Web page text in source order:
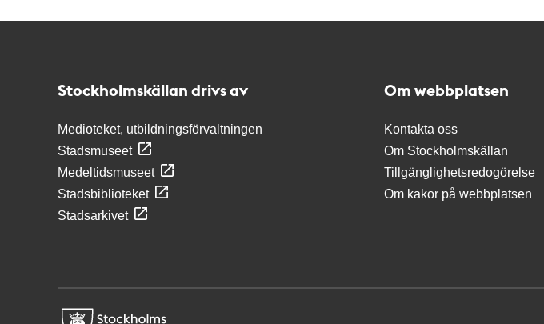
Stockholmskällan drivs av
Medioteket, utbildningsförvaltningen
Stadsmuseet
Medeltidsmuseet
Stadsbiblioteket
Stadsarkivet
Om webbplatsen
Kontakta oss
Om Stockholmskällan
Tillgänglighetsredogörelse
Om kakor på webbplatsen